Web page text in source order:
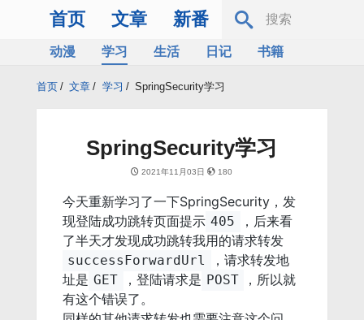
首页 文章 新番
动漫 学习 生活 日记
书籍
首页 / 文章 / 学习 / SpringSecurity学习
SpringSecurity学习
2021年11月03日 180
今天重新学习了一下SpringSecurity，发
现登陆成功跳转页面提示 405
，后来看
了半天才发现成功跳转我用的请求转发
successForwardUrl
，请求转发地
址是 GET ，登陆请求是 POST
，所以就
有这个错误了。